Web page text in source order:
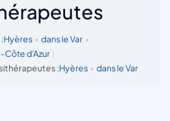
Hyères • dans le Var •
Côte d'Azur
:Hyères • dans le Var